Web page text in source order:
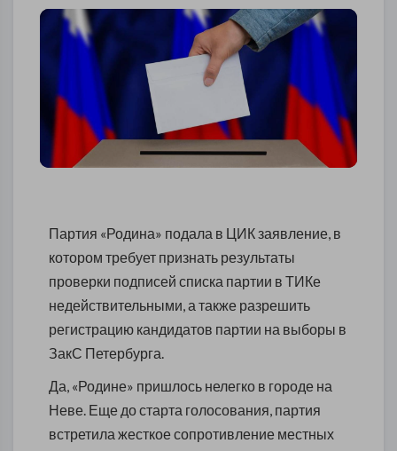
Партия «Родина» подала в ЦИК заявление, в
котором требует признать результаты
проверки подписей списка партии в ТИКе
недействительными, а также разрешить
регистрацию кандидатов партии на выборы в
ЗакС Петербурга.
Да, «Родине» пришлось нелегко в городе на
Неве. Еще до старта голосования, партия
встретила жесткое сопротивление местных